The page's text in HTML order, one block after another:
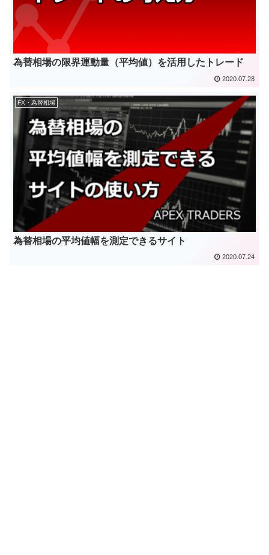
為替相場の限界運動量（平均値）を活用したトレード
2020.07.28
FX・為替相場
為替相場の平均値幅を測定できるサイト
2020.07.24